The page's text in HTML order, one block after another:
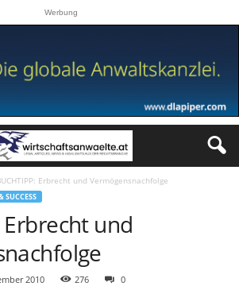
Werbung
Erbrecht und Vermögensnachfolge
SUCCESS
Erbrecht und
2010 276 0